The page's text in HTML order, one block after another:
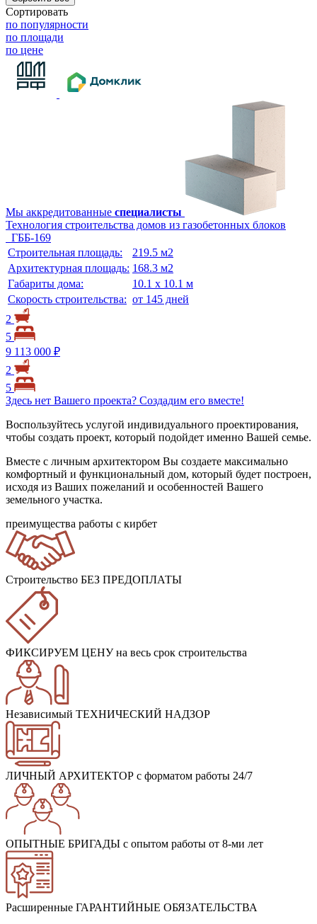
Сортировать
по популярности
по площади
по цене
Мы аккредитованные специалисты
Технология строительства домов из газобетонных блоков
ГББ-169
Строительная площадь:
219.5 м2
Архитектурная площадь: 168.3 м2
Габариты дома:
10.1 х 10.1 м
Скорость строительства: от 145 дней
2
5
9 113 000 ₽
2
5
Здесь нет Вашего проекта? Создадим его вместе!
Воспользуйтесь услугой индивидуального проектирования,
чтобы создать проект, который подойдет именно Вашей семье.
Вместе с личным архитектором Вы создаете максимально
комфортный и функциональный дом, который будет построен,
исходя из Ваших пожеланий и особенностей Вашего
земельного участка.
преимущества работы с кирбет
Строительство БЕЗ ПРЕДОПЛАТЫ
ФИКСИРУЕМ ЦЕНУна весь срок строительства
Независимый ТЕХНИЧЕСКИЙ НАДЗОР
ЛИЧНЫЙ АРХИТЕКТОР с форматом работы 24/7
ОПЫТНЫЕ БРИГАДЫ с опытом работы от 8-ми лет
Расширенные ГАРАНТИЙНЫЕ ОБЯЗАТЕЛЬСТВА